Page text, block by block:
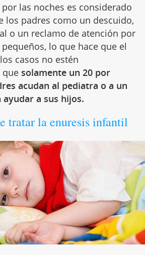
por las noches es considerado
los padres como un descuido,
o un reclamo de atención por
lo que hace que el
casos no estén
que solamente un 20 por
acudan al pediatra o a un
a sus hijos.
tratar la enuresis infantil